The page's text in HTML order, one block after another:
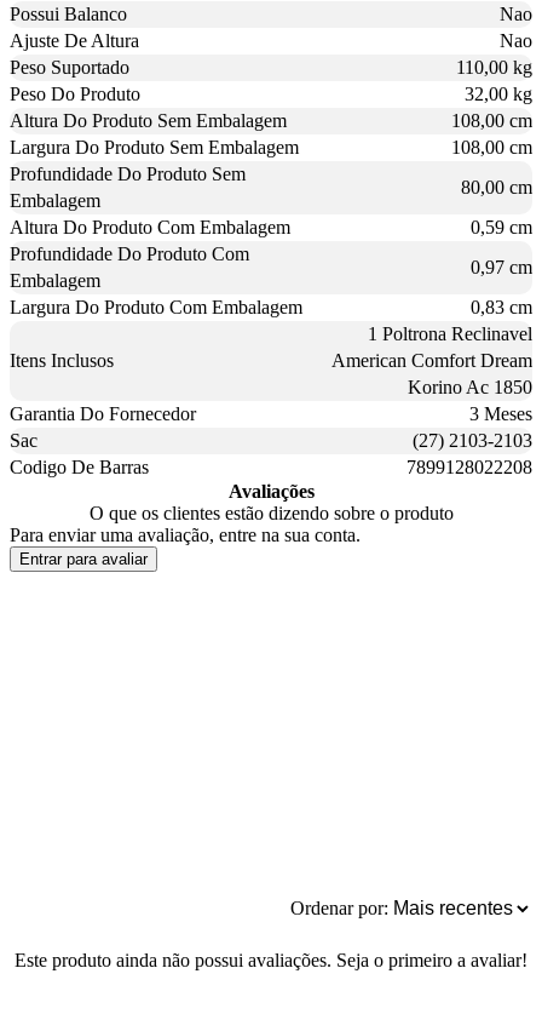
Possui Balanco
Nao
Ajuste De Altura
Nao
Peso Suportado
110,00 kg
Peso Do Produto
32,00 kg
Altura Do Produto Sem Embalagem
108,00 cm
Largura Do Produto Sem Embalagem
108,00 cm
Profundidade Do Produto Sem
Embalagem
80,00 cm
Altura Do Produto Com Embalagem
0,59 cm
Profundidade Do Produto Com
Embalagem
0,97 cm
Largura Do Produto Com Embalagem
0,83 cm
Itens Inclusos
1 Poltrona Reclinavel
American Comfort Dream
Korino Ac 1850
Garantia Do Fornecedor
3 Meses
Sac
(27) 2103-2103
Codigo De Barras
7899128022208
Avaliações
O que os clientes estão dizendo sobre o produto
Para enviar uma avaliação, entre na sua conta.
Entrar para avaliar
Ordenar por:
Este produto ainda não possui avaliações. Seja o primeiro a avaliar!